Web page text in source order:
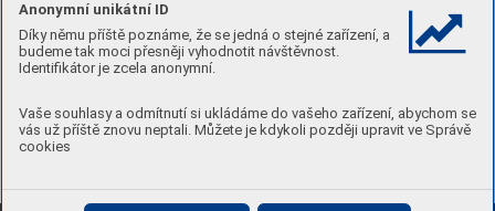
Anonymní unikátní ID
Díky němu příště poznáme, že se jedná o stejné zařízení, a
budeme tak moci přesněji vyhodnotit návštěvnost.
Identifikátor je zcela anonymní.
Vaše souhlasy a odmítnutí si ukládáme do vašeho zařízení, abychom se
vás už příště znovu neptali. Můžete je kdykoli později upravit ve Správě
cookies